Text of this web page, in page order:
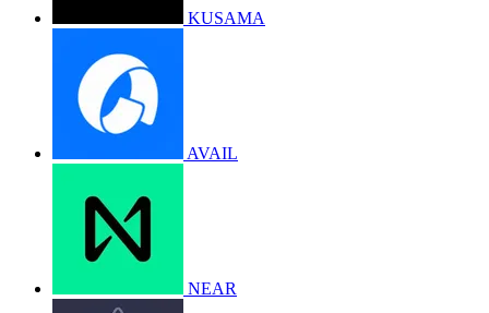
KUSAMA
AVAIL
NEAR